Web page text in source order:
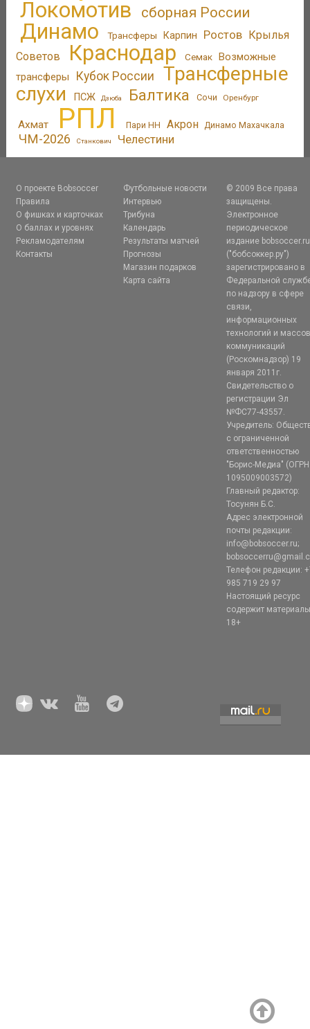
Локомотив сборная России
Динамо Трансферы Карпин Ростов Крылья
Советов
Краснодар Семак Возможные
трансферы
Кубок России
Трансферные
слухи
ПСЖ Дзюба Балтика Сочи Оренбург
Ахмат РПЛ Пари НН Акрон Динамо Махачкала
ЧМ-2026 Станкович Челестини
О проекте Bobsoccer
Правила
О фишках и карточках
О баллах и уровнях
Рекламодателям
Контакты
Футбольные новости
Интервью
Трибуна
Календарь
Результаты матчей
Прогнозы
Магазин подарков
Карта сайта
© 2009 Все права
защищены.
Электронное
периодическое
издание bobsoccer.ru
("бобсоккер.ру")
зарегистрировано в
Федеральной
по надзору в сфере
связи,
информационных
технологий и
коммуникаций
(Роскомнадзор) 19
января 2011г.
Свидетельство о
регистрации Эл
№ФС77-43557.
Учредитель:
с ограниченной
ответственностью
"Борис-Медиа" (ОГРН
1095009003572)
Главный редактор:
Тосунян Б.С.
Адрес электронной
почты редакции:
info@bobsoccer.ru;
Телефон редакции:
985 719 29 97
Настоящий ресурс
содержит
18+